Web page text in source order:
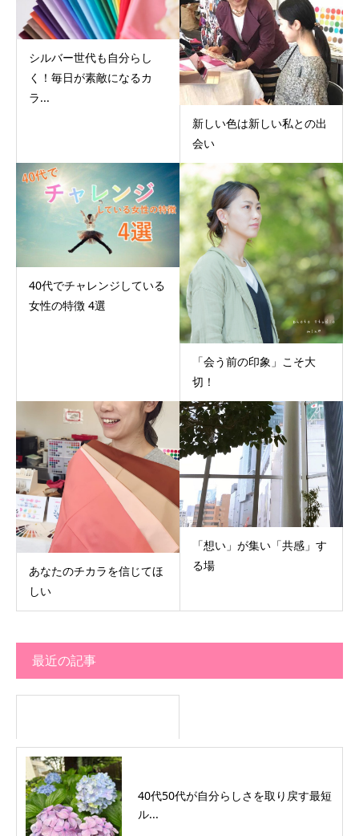
シルバー世代も自分らし
く！毎日が素敵になるカ
ラ...
新しい色は新しい私との出
会い
40代でチャレンジしている
女性の特徴 4選
「会う前の印象」こそ大
切！
あなたのチカラを信じてほ
しい
「想い」が集い「共感」す
る場
最近の記事
40代50代が自分らしさを取り戻す最短
ル...